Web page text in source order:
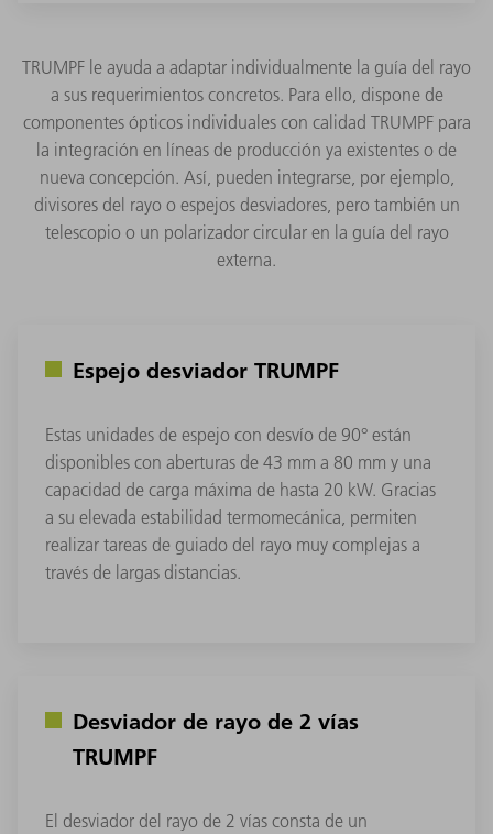
TRUMPF le ayuda a adaptar individualmente la guía del rayo
a sus requerimientos concretos. Para ello, dispone de
componentes ópticos individuales con calidad TRUMPF para
la integración en líneas de producción ya existentes o de
nueva concepción. Así, pueden integrarse, por ejemplo,
divisores del rayo o espejos desviadores, pero también un
telescopio o un polarizador circular en la guía del rayo
externa.
Espejo desviador TRUMPF
Estas unidades de espejo con desvío de 90° están
disponibles con aberturas de 43 mm a 80 mm y una
capacidad de carga máxima de hasta 20 kW. Gracias
a su elevada estabilidad termomecánica, permiten
realizar tareas de guiado del rayo muy complejas a
través de largas distancias.
Desviador de rayo de 2 vías
TRUMPF
El desviador del rayo de 2 vías consta de un